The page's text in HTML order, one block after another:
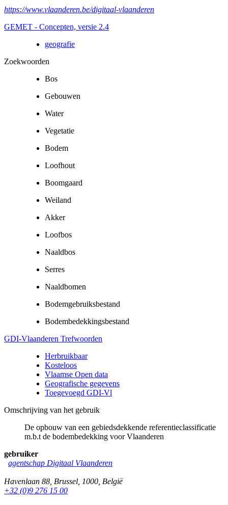
https://www.vlaanderen.be/digitaal-vlaanderen
GEMET - Concepten, versie 2.4
geografie
Zoekwoorden
Bos
Gebouwen
Water
Vegetatie
Bodem
Loofhout
Boomgaard
Weiland
Akker
Loofbos
Naaldbos
Serres
Naaldbomen
Bodemgebruiksbestand
Bodembedekkingsbestand
GDI-Vlaanderen Trefwoorden
Herbruikbaar
Kosteloos
Vlaamse Open data
Geografische gegevens
Toegevoegd GDI-Vl
Omschrijving van het gebruik
De opbouw van een gebiedsdekkende referentieclassificatie
m.b.t de bodembedekking voor Vlaanderen
gebruiker
agentschap Digitaal Vlaanderen
Havenlaan 88 Brussel 1000 België
+32 (0)9 276 15 00